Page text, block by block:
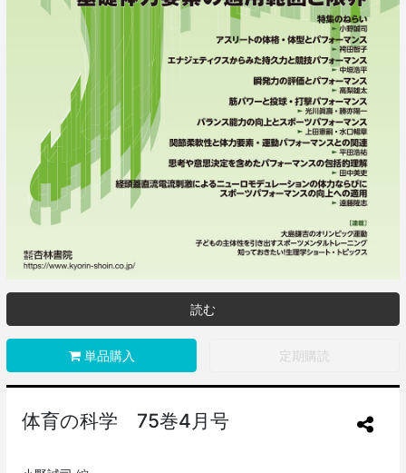
読む
単品購入 定期購読
体育の科学 75巻4月号